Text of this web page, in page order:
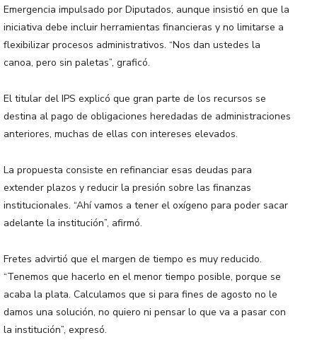
Emergencia impulsado por Diputados, aunque insistió en que la
iniciativa debe incluir herramientas financieras y no limitarse a
flexibilizar procesos administrativos. “Nos dan ustedes la
canoa, pero sin paletas”, graficó.
El titular del IPS explicó que gran parte de los recursos se
destina al pago de obligaciones heredadas de administraciones
anteriores, muchas de ellas con intereses elevados.
La propuesta consiste en refinanciar esas deudas para
extender plazos y reducir la presión sobre las finanzas
institucionales. “Ahí vamos a tener el oxígeno para poder sacar
adelante la institución”, afirmó.
Fretes advirtió que el margen de tiempo es muy reducido.
“Tenemos que hacerlo en el menor tiempo posible, porque se
acaba la plata. Calculamos que si para fines de agosto no le
damos una solución, no quiero ni pensar lo que va a pasar con
la institución”, expresó.